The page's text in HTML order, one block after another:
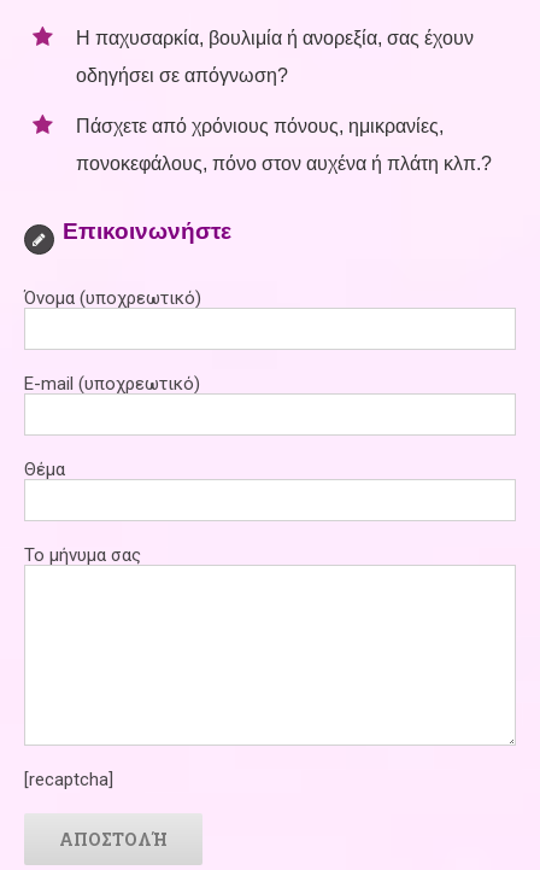
Η παχυσαρκία, βουλιμία ή ανορεξία, σας έχουν
οδηγήσει σε απόγνωση?
Πάσχετε από χρόνιους πόνους, ημικρανίες,
πονοκεφάλους, πόνο στον αυχένα ή πλάτη κλπ.?
Επικοινωνήστε
Όνομα (υποχρεωτικό)
E-mail (υποχρεωτικό)
Θέμα
Το μήνυμα σας
[recaptcha]